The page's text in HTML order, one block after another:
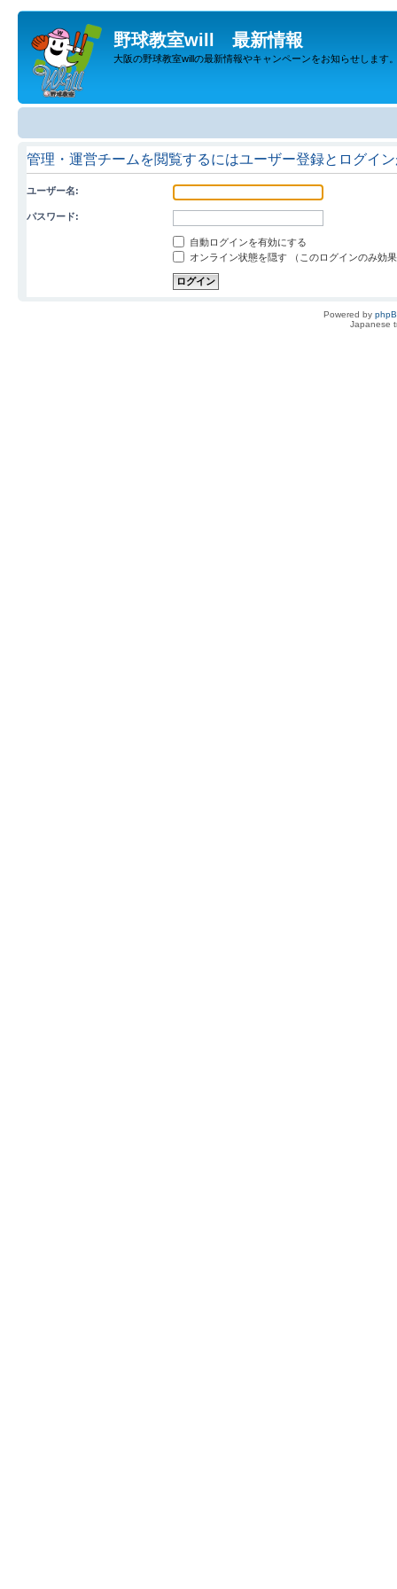
野球教室will 最新情報
大阪の野球教室willの最新情報やキャンペーンをお知らせします
管理・運営チームを閲覧するにはユーザー登録とログイ
ユーザー名:
パスワード:
自動ログインを有効にする
オンライン状態を隠す （このログインのみ効
Powered by
Japanese